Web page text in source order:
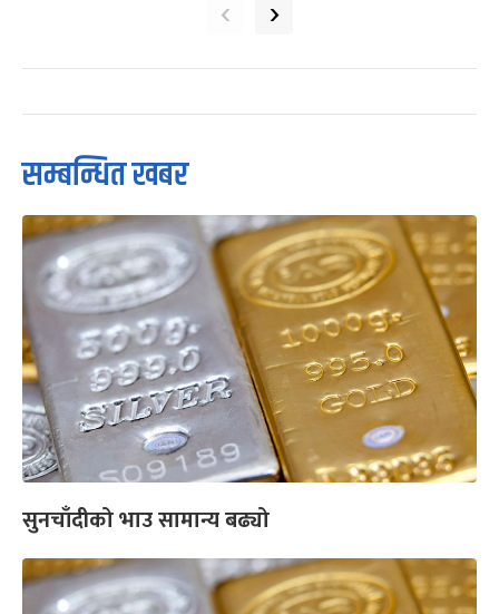
सम्बन्धित खबर
सुनचाँदीको भाउ सामान्य बढ्यो